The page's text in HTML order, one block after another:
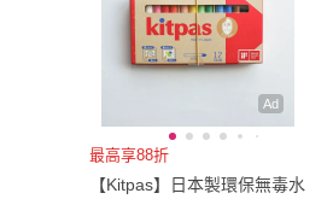
Ad
最高享88折
【Kitpas】日本製環保無毒水